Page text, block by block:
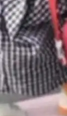
2025119063号